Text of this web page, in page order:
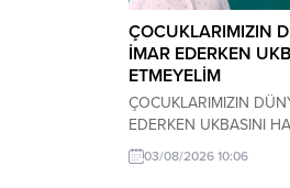
ÇOCUKLARIMIZIN
İMAR EDERKEN
ETMEYELİM
ÇOCUKLARIMIZIN
EDERKEN UKBASINI
Bugün hangimiz
uykusuz kalmıyoruz?
03/08/2026 10:06